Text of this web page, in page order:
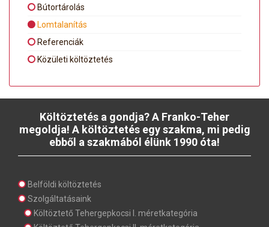
Bútortárolás
Lomtalanítás
Referenciák
Közületi költöztetés
Költöztetés a gondja? A Franko-Teher
megoldja! A költöztetés egy szakma, mi pedig
ebből a szakmából élünk 1990 óta!
Belföldi költöztetés
Szolgáltatásaink
Költöztető Tehergepkocsi I. méretkategória